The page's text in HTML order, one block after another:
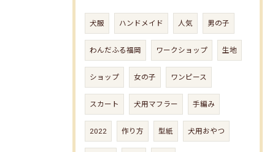
犬服 ハンドメイド 人気 男の子
わんだふる福岡 ワークショップ 生地
ショップ 女の子 ワンピース
スカート 犬用マフラー 手編み
2022 作り方 型紙 犬用おやつ